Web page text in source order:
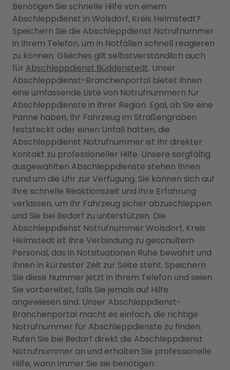
Benötigen Sie schnelle Hilfe von einem
Abschleppdienst in Wolsdorf, Kreis Helmstedt?
Speichern Sie die Abschleppdienst Notrufnummer
in Ihrem Telefon, um in Notfällen schnell reagieren
zu können. Gleiches gilt selbstverständlich auch
für Abschleppdienst Büddenstedt. Unser
Abschleppdienst-Branchenportal bietet Ihnen
eine umfassende Liste von Notrufnummern für
Abschleppdienste in Ihrer Region. Egal, ob Sie eine
Panne haben, Ihr Fahrzeug im Straßengraben
feststeckt oder einen Unfall hatten, die
Abschleppdienst Notrufnummer ist Ihr direkter
Kontakt zu professioneller Hilfe. Unsere sorgfältig
ausgewählten Abschleppdienste stehen Ihnen
rund um die Uhr zur Verfügung. Sie können sich auf
ihre schnelle Reaktionszeit und ihre Erfahrung
verlassen, um Ihr Fahrzeug sicher abzuschleppen
und Sie bei Bedarf zu unterstützen. Die
Abschleppdienst Notrufnummer Wolsdorf, Kreis
Helmstedt ist Ihre Verbindung zu geschultem
Personal, das in Notsituationen Ruhe bewahrt und
Ihnen in kürzester Zeit zur Seite steht. Speichern
Sie diese Nummer jetzt in Ihrem Telefon und seien
Sie vorbereitet, falls Sie jemals auf Hilfe
angewiesen sind. Unser Abschleppdienst-
Branchenportal macht es einfach, die richtige
Notrufnummer für Abschleppdienste zu finden.
Rufen Sie bei Bedarf direkt die Abschleppdienst
Notrufnummer an und erhalten Sie professionelle
Hilfe, wann immer Sie sie benötigen.